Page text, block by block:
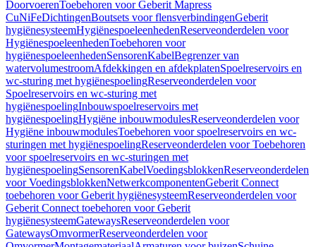
DoorvoerenToebehoren voor Geberit Mapress
CuNiFeDichtingenBoutsets voor flensverbindingenGeberit
hygiënesysteemHygiënespoeleenhedenReserveonderdelen voor
HygiënespoeleenhedenToebehoren voor
hygiënespoeleenhedenSensorenKabelBegrenzer van
watervolumestroomAfdekkingen en afdekplatenSpoelreservoirs en
wc-sturing met hygiënespoelingReserveonderdelen voor
Spoelreservoirs en wc-sturing met
hygiënespoelingInbouwspoelreservoirs met
hygiënespoelingHygiëne inbouwmodulesReserveonderdelen voor
Hygiëne inbouwmodulesToebehoren voor spoelreservoirs en wc-
sturingen met hygiënespoelingReserveonderdelen voor Toebehoren
voor spoelreservoirs en wc-sturingen met
hygiënespoelingSensorenKabelVoedingsblokkenReserveonderdelen
voor VoedingsblokkenNetwerkcomponentenGeberit Connect
toebehoren voor Geberit hygiënesysteemReserveonderdelen voor
Geberit Connect toebehoren voor Geberit
hygiënesysteemGatewaysReserveonderdelen voor
GatewaysOmvormerReserveonderdelen voor